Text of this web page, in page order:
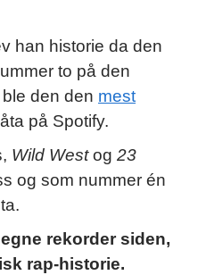
han historie da den
to på den
den den mest
på Spotify.
Wild Westog 23
og som nummer én
rekorder siden,
rap-historie.